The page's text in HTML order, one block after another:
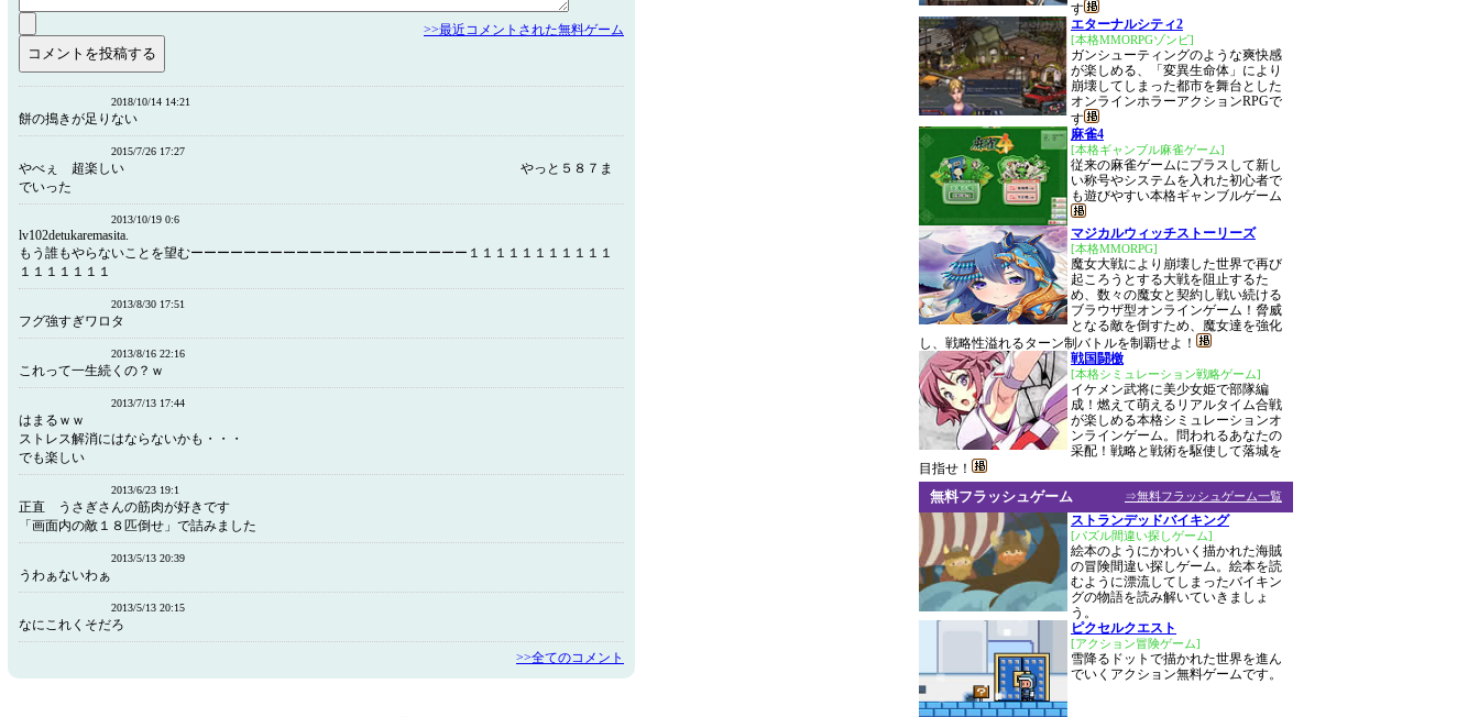
>>最近コメントされた無料ゲーム
2018/10/14 14:21
餅の搗きが足りない
2015/7/26 17:27
やべぇ 超楽しい やっと５８７ま
でいった
2013/10/19 0:6
lv102detukaremasita.
もう誰もやらないことを望むーーーーーーーーーーーーーーーーーーーーー１１１１１１１１１１１
１１１１１１１
2013/8/30 17:51
フグ強すぎワロタ
2013/8/16 22:16
これって一生続くの？ｗ
2013/7/13 17:44
はまるｗｗ
ストレス解消にはならないかも・・・
でも楽しい
2013/6/23 19:1
正直 うさぎさんの筋肉が好きです
「画面内の敵１８匹倒せ」で詰みました
2013/5/13 20:39
うわぁないわぁ
2013/5/13 20:15
なにこれくそだろ
>>全てのコメント
す
エターナルシティ2
[本格MMORPGゾンビ]
ガンシューティングのような爽快感
が楽しめる、「変異生命体」により
崩壊してしまった都市を舞台とした
オンラインホラーアクションRPGで
す
麻雀4
[本格ギャンブル麻雀ゲーム]
従来の麻雀ゲームにプラスして新し
い称号やシステムを入れた初心者で
も遊びやすい本格ギャンブルゲーム
マジカルウィッチストーリーズ
[本格MMORPG]
魔女大戦により崩壊した世界で再び
起ころうとする大戦を阻止するた
め、数々の魔女と契約し戦い続ける
ブラウザ型オンラインゲーム！脅威
となる敵を倒すため、魔女達を強化
し、戦略性溢れるターン制バトルを制覇せよ！
戦国闘檄
[本格シミュレーション戦略ゲーム]
イケメン武将に美少女姫で部隊編
成！燃えて萌えるリアルタイム合戦
が楽しめる本格シミュレーションオ
ンラインゲーム。問われるあなたの
采配！戦略と戦術を駆使して落城を
目指せ！
⇒無料フラッシュゲーム一覧
無料フラッシュゲーム
ストランデッドバイキング
[パズル間違い探しゲーム]
絵本のようにかわいく描かれた海賊
の冒険間違い探しゲーム。絵本を読
むように漂流してしまったバイキン
グの物語を読み解いていきましょ
う。
ピクセルクエスト
[アクション冒険ゲーム]
雪降るドットで描かれた世界を進ん
でいくアクション無料ゲームです。